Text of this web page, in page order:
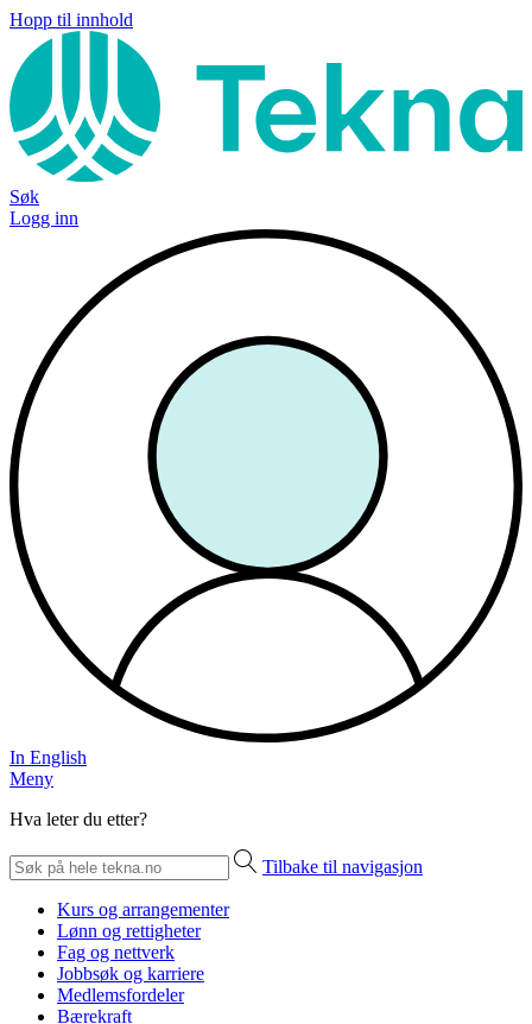
Hopp til innhold
Søk
Logg inn
In English
Meny
Hva leter du etter?
Tilbake til navigasjon
Kurs og arrangementer
Lønn og rettigheter
Fag og nettverk
Jobbsøk og karriere
Medlemsfordeler
Bærekraft